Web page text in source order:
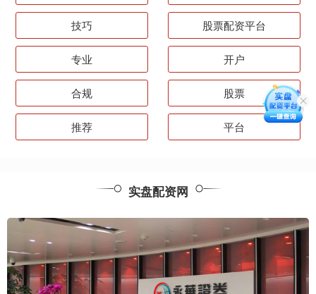
技巧 股票配资平台
专业 开户
合规 股票
推荐 平台
实盘配资网